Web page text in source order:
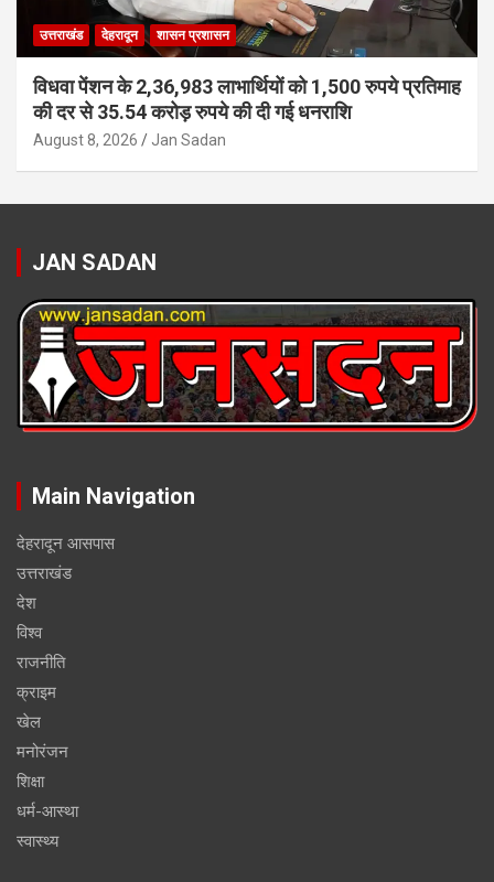
उत्तराखंड देहरादून शासन प्रशासन
विधवा पेंशन के 2,36,983 लाभार्थियों को 1,500 रुपये प्रतिमाह
की दर से 35.54 करोड़ रुपये की दी गई धनराशि
August 8, 2026 Jan Sadan
JAN SADAN
Main Navigation
देहरादून आसपास
उत्तराखंड
देश
विश्व
राजनीति
क्राइम
खेल
मनोरंजन
शिक्षा
धर्म-आस्था
स्वास्थ्य